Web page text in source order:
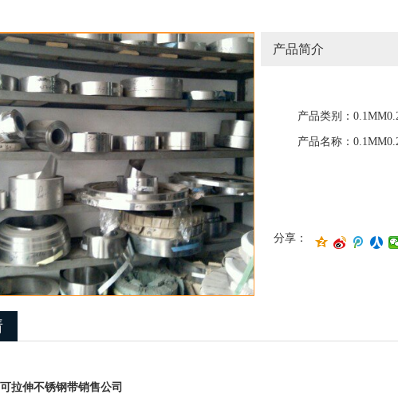
产品简介
产品类别：
伸不锈钢带销售公司
产品名称：
分享：
拉伸不锈钢带销售公司